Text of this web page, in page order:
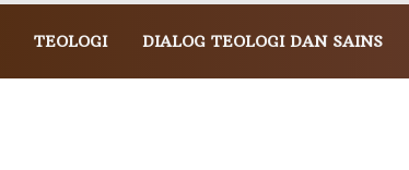
TEOLOGI DIALOG TEOLOGI DAN SAINS